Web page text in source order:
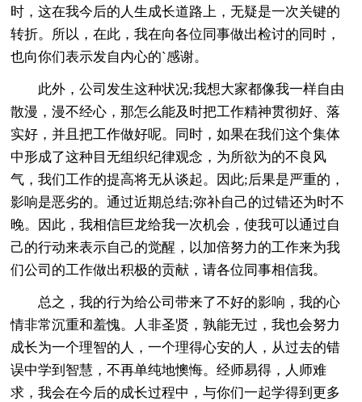
时，这在我今后的人生成长道路上，无疑是一次关键的
转折。所以，在此，我在向各位同事做出检讨的同时，
也向你们表示发自内心的`感谢。
此外，公司发生这种状况;我想大家都像我一样自由
散漫，漫不经心，那怎么能及时把工作精神贯彻好、落
实好，并且把工作做好呢。同时，如果在我们这个集体
中形成了这种目无组织纪律观念，为所欲为的不良风
气，我们工作的提高将无从谈起。因此;后果是严重的，
影响是恶劣的。通过近期总结;弥补自己的过错还为时不
晚。因此，我相信巨龙给我一次机会，使我可以通过自
己的行动来表示自己的觉醒，以加倍努力的工作来为我
们公司的工作做出积极的贡献，请各位同事相信我。
总之，我的行为给公司带来了不好的影响，我的心
情非常沉重和羞愧。人非圣贤，孰能无过，我也会努力
成长为一个理智的人，一个理得心安的人，从过去的错
误中学到智慧，不再单纯地懊悔。经师易得，人师难
求，我会在今后的成长过程中，与你们一起学得到更多